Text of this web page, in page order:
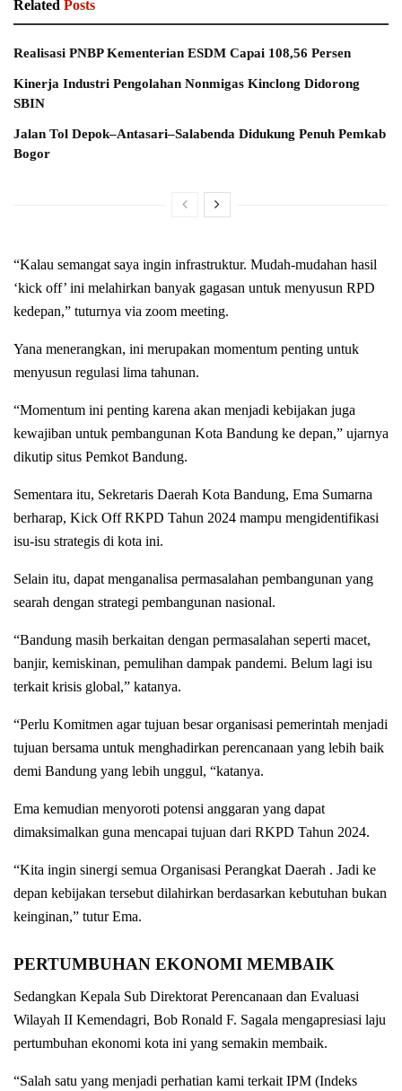
Related Posts
Realisasi PNBP Kementerian ESDM Capai 108,56 Persen
Kinerja Industri Pengolahan Nonmigas Kinclong Didorong
SBIN
Jalan Tol Depok–Antasari–Salabenda Didukung Penuh Pemkab
Bogor
“Kalau semangat saya ingin infrastruktur. Mudah-mudahan hasil
‘kick off’ ini melahirkan banyak gagasan untuk menyusun RPD
kedepan,” tuturnya via zoom meeting.
Yana menerangkan, ini merupakan momentum penting untuk
menyusun regulasi lima tahunan.
“Momentum ini penting karena akan menjadi kebijakan juga
kewajiban untuk pembangunan Kota Bandung ke depan,” ujarnya
dikutip situs Pemkot Bandung.
Sementara itu, Sekretaris Daerah Kota Bandung, Ema Sumarna
berharap, Kick Off RKPD Tahun 2024 mampu mengidentifikasi
isu-isu strategis di kota ini.
Selain itu, dapat menganalisa permasalahan pembangunan yang
searah dengan strategi pembangunan nasional.
“Bandung masih berkaitan dengan permasalahan seperti macet,
banjir, kemiskinan, pemulihan dampak pandemi. Belum lagi isu
terkait krisis global,” katanya.
“Perlu Komitmen agar tujuan besar organisasi pemerintah menjadi
tujuan bersama untuk menghadirkan perencanaan yang lebih baik
demi Bandung yang lebih unggul, “katanya.
Ema kemudian menyoroti potensi anggaran yang dapat
dimaksimalkan guna mencapai tujuan dari RKPD Tahun 2024.
“Kita ingin sinergi semua Organisasi Perangkat Daerah . Jadi ke
depan kebijakan tersebut dilahirkan berdasarkan kebutuhan bukan
keinginan,” tutur Ema.
PERTUMBUHAN EKONOMI MEMBAIK
Sedangkan Kepala Sub Direktorat Perencanaan dan Evaluasi
Wilayah II Kemendagri, Bob Ronald F. Sagala mengapresiasi laju
pertumbuhan ekonomi kota ini yang semakin membaik.
“Salah satu yang menjadi perhatian kami terkait IPM (Indeks